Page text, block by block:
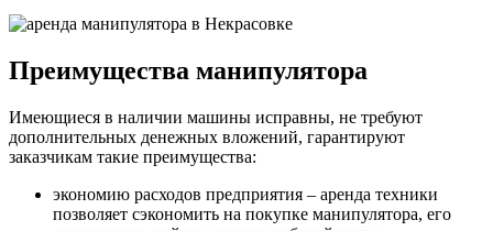
Преимущества манипулятора
Имеющиеся в наличии машины исправны, не требуют
дополнительных денежных вложений, гарантируют
заказчикам такие преимущества:
экономию расходов предприятия – аренда техники
позволяет сэкономить на покупке манипулятора, его